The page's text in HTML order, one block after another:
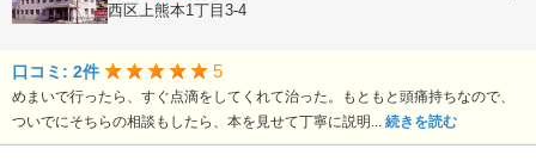
熊本県熊本市西区上熊本1丁目3-4
口コミ: 2件 5
めまいで行ったら、すぐ点滴をしてくれて治った。もともと頭痛持ちなので、
ついでにそちらの相談もしたら、本を見せて丁寧に説明... 続きを読む